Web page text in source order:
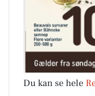
Du kan se hele